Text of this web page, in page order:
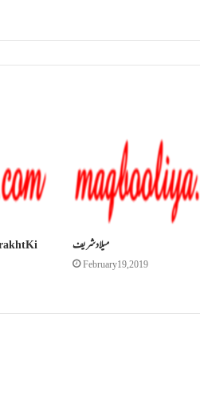
Ki میلاد شریف
February 19, 2019